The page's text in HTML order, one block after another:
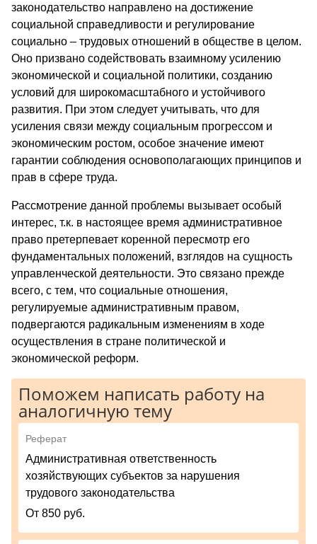
законодательство направлено на достижение
социальной справедливости и регулирование
социально – трудовых отношений в обществе в целом.
Оно призвано содействовать взаимному усилению
экономической и социальной политики, созданию
условий для широкомасштабного и устойчивого
развития. При этом следует учитывать, что для
усиления связи между социальным прогрессом и
экономическим ростом, особое значение имеют
гарантии соблюдения основополагающих принципов и
прав в сфере труда.
Рассмотрение данной проблемы вызывает особый
интерес, т.к. в настоящее время административное
право претерпевает коренной пересмотр его
фундаментальных положений, взглядов на сущность
управленческой деятельности. Это связано прежде
всего, с тем, что социальные отношения,
регулируемые административным правом,
подвергаются радикальным изменениям в ходе
осуществления в стране политической и
экономической реформ.
Поможем написать работу на
аналогичную тему
Реферат
Административная ответственность
хозяйствующих субъектов за нарушения
трудового законодательства
От 850 руб.